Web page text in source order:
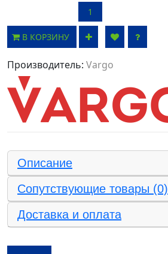
В КОРЗИНУ
Производитель: Vargo
Описание
Сопутствующие товары (0)
Доставка и оплата